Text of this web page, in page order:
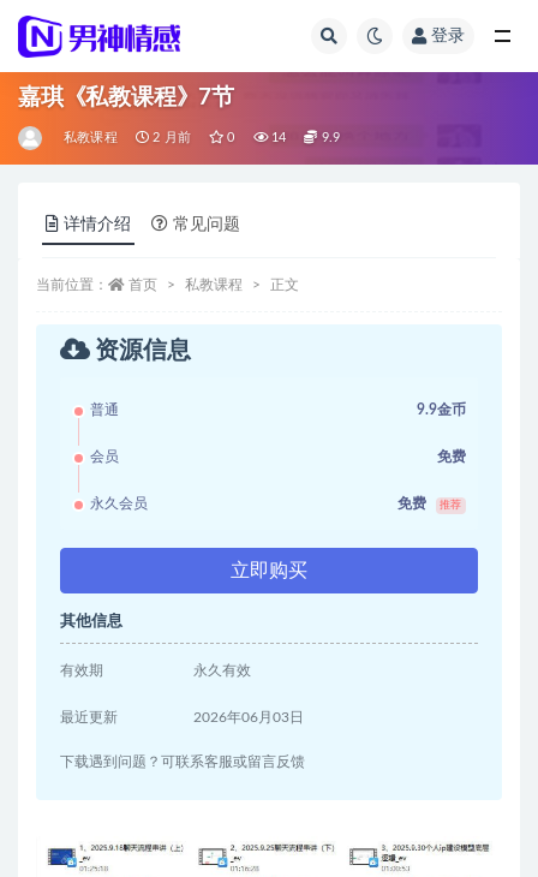
登录
嘉琪《私教课程》7节
私教课程 2 月前 0 14 9.9
详情介绍 常见问题
当前位置： 首页 私教课程 正文
资源信息
普通 9.9金币
会员 免费
永久会员 免费 推荐
立即购买
其他信息
有效期 永久有效
最近更新 2026年06月03日
下载遇到问题？可联系客服或留言反馈